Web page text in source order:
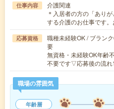
仕事内容
介護関連
＊入居者の方の「あり
する介護のお仕事です
応募資格
職種未経験OK / ブラン
要
無資格・未経験OK年
不要です▽応募後の流
職場の雰囲気
年齢層